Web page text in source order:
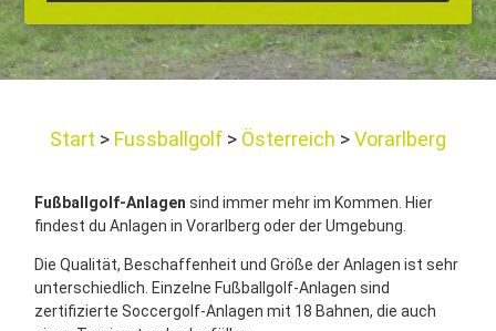
Start Fussballgolf Österreich Vorarlberg
Fußballgolf-Anlagen sind immer mehr im Kommen. Hier
findest du Anlagen in Vorarlberg oder der Umgebung.
Die Qualität, Beschaffenheit und Größe der Anlagen ist sehr
unterschiedlich. Einzelne Fußballgolf-Anlagen sind
zertifizierte Soccergolf-Anlagen mit 18 Bahnen, die auch